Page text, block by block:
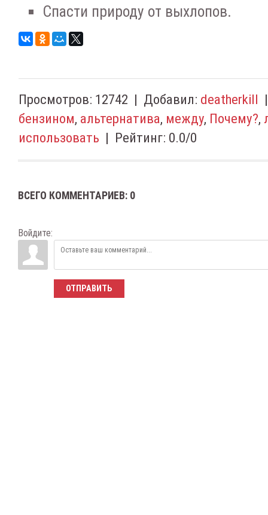
Спасти природу от выхлопов.
Просмотров: 12742 | Добавил: deatherkill
бензином, альтернатива, между, Почему?,
использовать | Рейтинг: 0.0/0
ВСЕГО КОММЕНТАРИЕВ: 0
Войдите:
ОТПРАВИТЬ